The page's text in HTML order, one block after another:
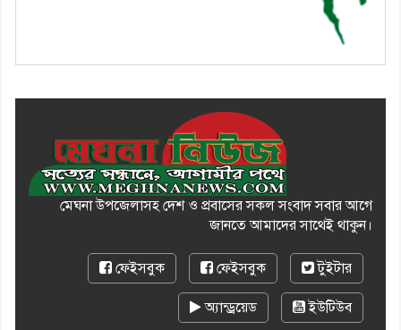
মেঘনা উপজেলাসহ দেশ ও প্রবাসের সকল সংবাদ সবার আগে
জানতে আমাদের সাথেই থাকুন।
ফেইসবুক ফেইসবুক টুইটার
অ্যান্ড্রয়েড ইউটিউব